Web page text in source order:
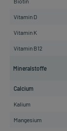
Vitamin D
Vitamin K
Vitamin B12
Mineralstoffe
Calcium
Kalium
Mangesium